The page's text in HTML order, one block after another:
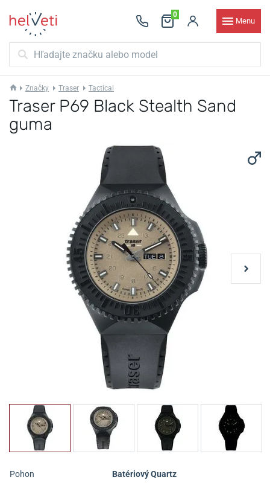
0
Menu
Značky Traser Tactical
Traser P69 Black Stealth Sand
guma
Pohon
Batériový Quartz